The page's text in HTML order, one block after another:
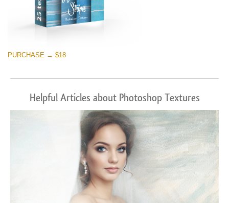
PURCHASE → $18
Helpful Articles about Photoshop Textures